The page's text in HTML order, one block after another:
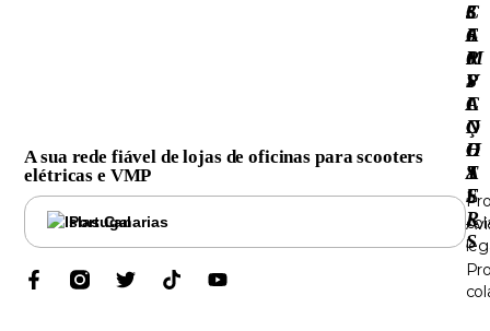
A sua rede fiável de lojas de oficinas para scooters
elétricas e VMP
Portugal
3
6
0
S
C
O
O
T
E
R
S
S
E
R
V
I
Ç
O
S
C
A
M
P
A
N
H
A
S
·